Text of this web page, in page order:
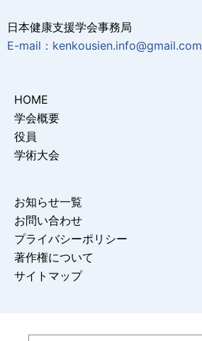
日本健康支援学会事務局
E-mail：kenkousien.info@gmail.com
HOME
学会概要
役員
学術大会
お知らせ一覧
お問い合わせ
プライバシーポリシー
著作権について
サイトマップ